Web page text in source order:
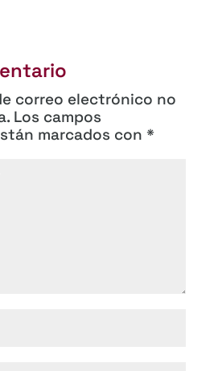
correo electrónico no
Los campos
marcados con *